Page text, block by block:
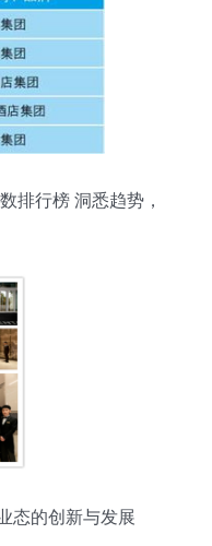
排行榜 洞悉趋势，
态的创新与发展